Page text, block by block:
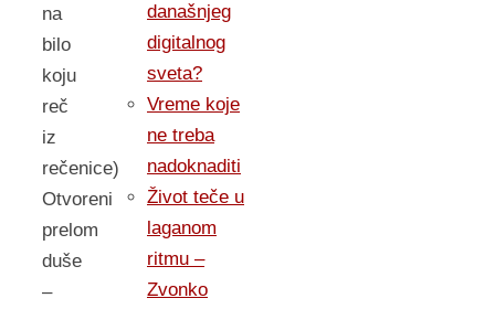
na
bilo
koju
reč
iz
rečenice)
Otvoreni
prelom
duše
–
današnjeg
digitalnog
sveta?
Vreme koje
ne treba
nadoknaditi
Život teče u
laganom
ritmu –
Zvonko